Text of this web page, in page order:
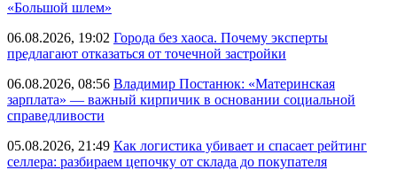
«Большой шлем»
06.08.2026, 19:02 Города без хаоса. Почему эксперты
предлагают отказаться от точечной застройки
06.08.2026, 08:56 Владимир Постанюк: «Материнская
зарплата» — важный кирпичик в основании социальной
справедливости
05.08.2026, 21:49 Как логистика убивает и спасает рейтинг
селлера: разбираем цепочку от склада до покупателя